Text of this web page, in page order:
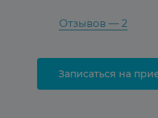
Отзывов — 2
Записаться на